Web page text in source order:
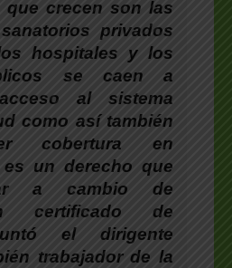
crecen son las
privados
hospitales y los
se caen a
al sistema
como así también
cobertura en
es un derecho que
a cambio de
certificado de
el dirigente
trabajador de la